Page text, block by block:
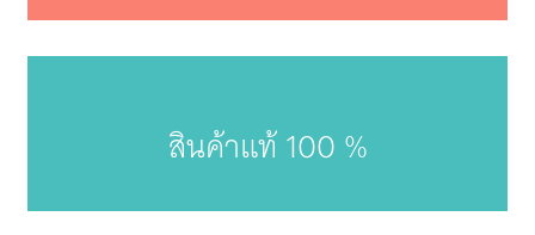
สินค้าแท้ 100 %